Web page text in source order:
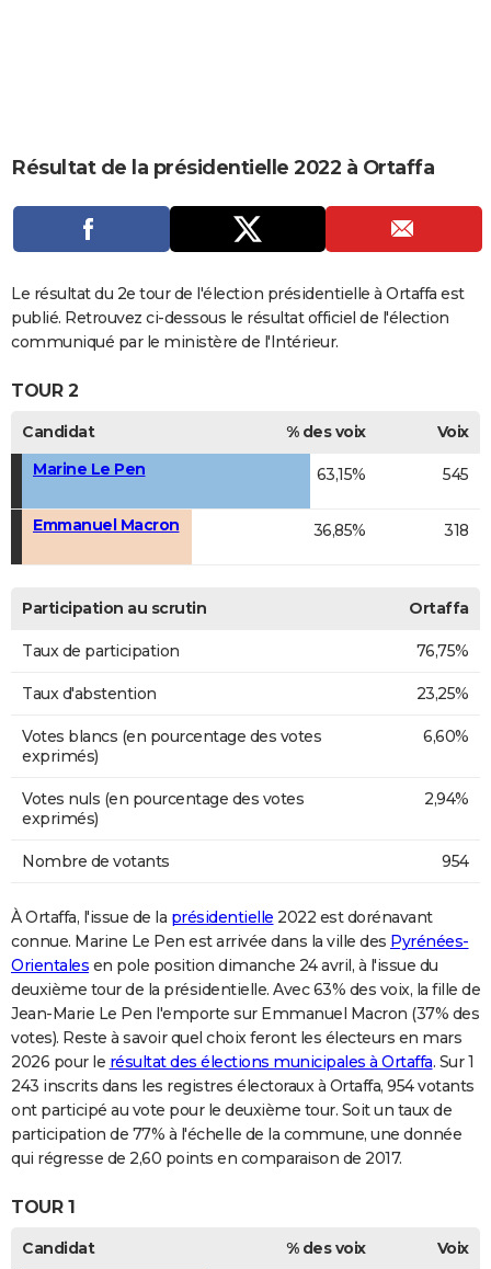
CARTE DE VOEUX
DICTIONNAIRE
Dictionnaire
Biographies
Expressions
Proverbes
PROGRAMME TV
COPAINS D'AVANT
Se connecter
Collèges
Universités
Entreprises
Service militaire
Avis de recherche
AVIS DE DÉCÈS
FORUM
Bricolage
Culture
Television
Voyage
Résultat de la présidentielle 2022 à Ortaffa
Le résultat du 2e tour de l'élection présidentielle à Ortaffa est
publié. Retrouvez ci-dessous le résultat officiel de l'élection
communiqué par le ministère de l'Intérieur.
TOUR 2
Candidat % des voix
Voix
Marine Le Pen
63,15% 545
Emmanuel Macron 36,85% 318
Participation au scrutin Ortaffa
Taux de participation 76,75%
Taux d'abstention 23,25%
Votes blancs (en pourcentage des votes
exprimés)
6,60%
Votes nuls (en pourcentage des votes
exprimés)
2,94%
Nombre de votants 954
À Ortaffa, l'issue de la présidentielle 2022 est dorénavant
connue. Marine Le Pen est arrivée dans la ville des Pyrénées-
Orientales en pole position dimanche 24 avril, à l'issue du
deuxième tour de la présidentielle. Avec 63% des voix, la fille de
Jean-Marie Le Pen l'emporte sur Emmanuel Macron (37% des
votes). Reste à savoir quel choix feront les électeurs en mars
2026 pour le résultat des élections municipales à Ortaffa. Sur 1
243 inscrits dans les registres électoraux à Ortaffa, 954 votants
ont participé au vote pour le deuxième tour. Soit un taux de
participation de 77% à l'échelle de la commune, une donnée
qui régresse de 2,60 points en comparaison de 2017.
TOUR 1
Candidat % des voix
Voix